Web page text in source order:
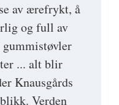
av ærefrykt, å
og full av
... alt blir
Knausgårds
Verden